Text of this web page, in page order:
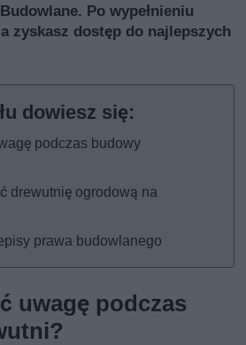
Po wypełnieniu
zyskasz dostęp do najlepszych
podczas budowy
drewutnię ogrodową na
prawa budowlanego
uwagę podczas